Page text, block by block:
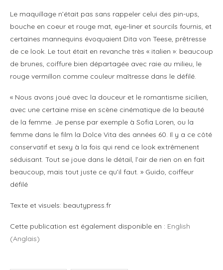
Le maquillage n’était pas sans rappeler celui des pin-ups,
bouche en coeur et rouge mat, eye-liner et sourcils fournis, et
certaines mannequins évoquaient Dita von Teese, prêtresse
de ce look. Le tout était en revanche très « italien »: beaucoup
de brunes, coiffure bien départagée avec raie au milieu, le
rouge vermillon comme couleur maîtresse dans le défilé.
« Nous avons joué avec la douceur et le romantisme sicilien,
avec une certaine mise en scène cinématique de la beauté
de la femme. Je pense par exemple à Sofia Loren, ou la
femme dans le film la Dolce Vita des années 60. Il y a ce côté
conservatif et sexy à la fois qui rend ce look extrêmenent
séduisant. Tout se joue dans le détail, l’air de rien on en fait
beaucoup, mais tout juste ce qu’il faut. » Guido, coiffeur
défilé
Texte et visuels: beautypress.fr
Cette publication est également disponible en : English
(Anglais)